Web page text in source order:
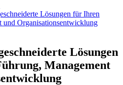
Lösungen für Ihren
und Organisations­entwicklung
Lösungen
Management